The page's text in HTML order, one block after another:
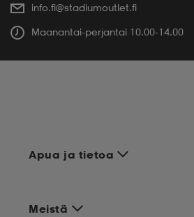
info.fi@stadiumoutlet.fi
Maanantai-perjantai 10.00-14.00
Apua ja tietoa
Meistä